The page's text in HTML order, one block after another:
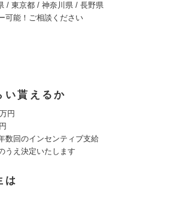
/ 東京都 / 神奈川県 / 長野県
可能！ご相談ください
い貰えるか
円
数回のインセンティブ支給
うえ決定いたします
は